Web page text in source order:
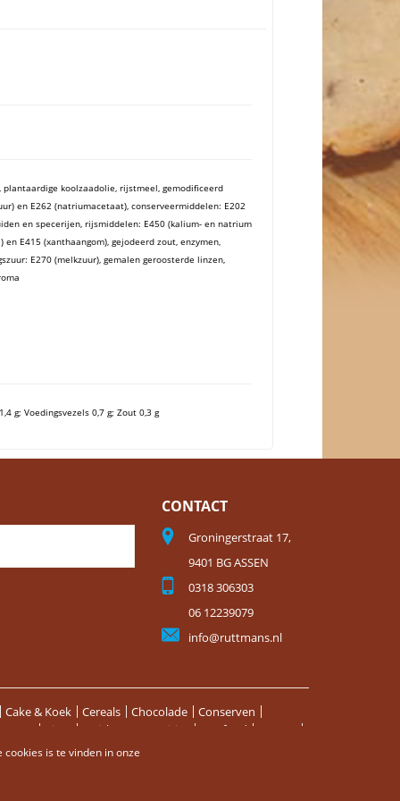
koolzaadolie, rijstmeel, gemodificeerd
en E262 (natriumacetaat), conserveermiddelen: E202
en specerijen, rijsmiddelen: E450 (kalium- en natrium
E415 (xanthaangom), gejodeerd zout, enzymen,
E270 (melkzuur), gemalen geroosterde linzen,
g; Voedingsvezels 0,7 g; Zout 0,3 g
CONTACT
Groningerstraat 17,
9401 BG ASSEN
0318 306303
06 12239079
info@ruttmans.nl
Cake & Koek Cereals Chocolade
Conserven
Pizza Quiches & Pasteitjes Rawfood
Kookboeken Cadeaubonnen
is te vinden in onze